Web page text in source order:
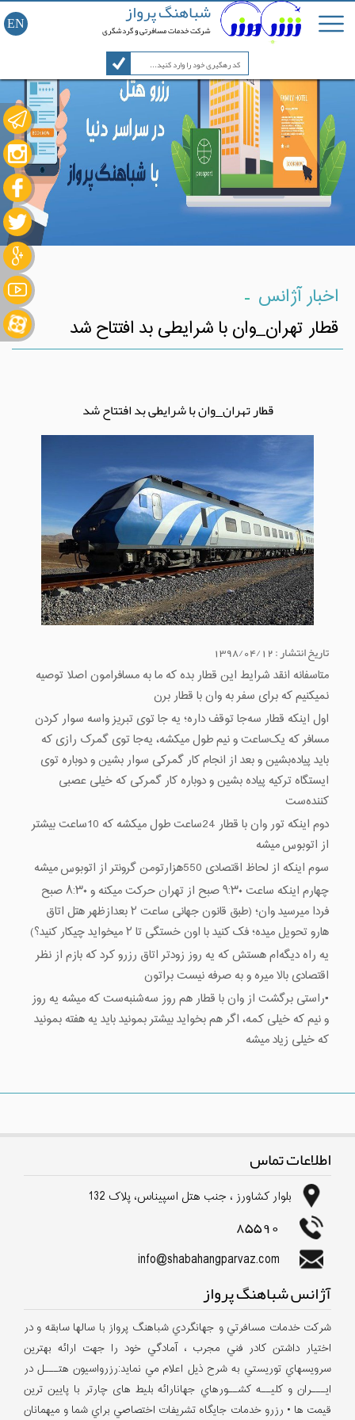
EN شباهنگ پرواز
شرکت خدمات مسافرتی و گردشگری
اخبار آژانس -
قطار تهران_وان با شرایطی بد افتتاح شد
قطار تهران_وان با شرایطی بد افتتاح شد
تاریخ انتشار : 1398/04/12
متاسفانه انقد شرایط این قطار بده که ما به مسافرامون اصلا توصیه
نمیکنیم که برای سفر به وان با قطار برن
اول اینکه قطار سه‌جا توقف داره؛ یه جا توی تبریز واسه سوار کردن
مسافر که یک‌ساعت و نیم طول میکشه، یه‌جا توی گمرک رازی که
باید پیاده‌بشین و بعد از انجام کار گمرکی سوار بشین و دوباره توی
ایستگاه ترکیه پیاده بشین و دوباره کار گمرکی که خیلی عصبی
کننده‌ست
دوم اینکه تور وان با قطار 24ساعت طول میکشه که 10ساعت بیشتر
از اتوبوس میشه
سوم اینکه از لحاظ اقتصادی 550هزارتومن گرونتر از اتوبوس میشه
چهارم اینکه ساعت ۹:۳۰ صبح از تهران حرکت میکنه و ۸:۳۰ صبح
فردا میرسید وان؛ (طبق‌ قانون‌ جهانی ساعت ۲ بعدازظهر هتل اتاق
‌هارو تحویل‌ میده؛ فک کنید با اون خستگی تا ۲ میخواید چیکار کنید؟)
یه راه دیگه‌ام هستش که یه روز زودتر اتاق رزرو کرد که بازم از نظر
اقتصادی بالا میره و به صرفه نیست براتون
▪️راستی برگشت از وان با قطار هم روز سه‌شنبه‌ست که میشه یه روز‌
و نیم که خیلی کمه، اگر هم بخواید بیشتر ‌بمونید باید یه ‌هفته ‌بمونید
که خیلی زیاد میشه
اطلاعات تماس
بلوار كشاورز ، جنب هتل اسپیناس، پلاک 132
85590
info@shabahangparvaz.com
آژانس شباهنگ پرواز
شركت خدمات مسافرتي و جهانگردي شباهنگ پرواز با سالها سابقه و در
اختيار داشتن كادر فني مجرب ، آمادگي خود را جهت ارائه بهترين
سرويسهاي توريستي به شرح ذيل اعلام مي نمايد:رزرواسيون هتـــل در
ايـــران و كليــه كشــورهاي جهانارائه بلیط های چارتر با پایین ترین
قیمت ها • رزرو خدمات جايگاه تشريفات اختصاصي براي شما و ميهمانان